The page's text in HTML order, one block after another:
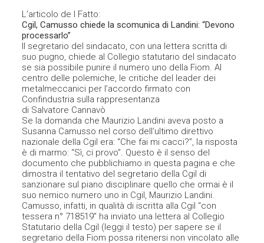
L’articolo de l Fatto:
Cgil, Camusso chiede la scomunica di Landini: “Devono
processarlo”
Il segretario del sindacato, con una lettera scritta di
suo pugno, chiede al Collegio statutario del sindacato
se sia possibile punire il numero uno della Fiom. Al
centro delle polemiche, le critiche del leader dei
metalmeccanici per l’accordo firmato con
Confindustria sulla rappresentanza
di Salvatore Cannavò
Se la domanda che Maurizio Landini aveva posto a
Susanna Camusso nel corso dell’ultimo direttivo
nazionale della Cgil era: “Che fai mi cacci?”, la risposta
è di marmo: “Sì, ci provo”. Questo è il senso del
documento che pubblichiamo in questa pagina e che
dimostra il tentativo del segretario della Cgil di
sanzionare sul piano disciplinare quello che ormai è il
suo nemico numero uno in Cgil, Maurizio Landini.
Camusso, infatti, in qualità di iscritta alla Cgil “con
tessera n° 718519” ha inviato una lettera al Collegio
Statutario della Cgil (leggi il testo) per sapere se il
segretario della Fiom possa ritenersi non vincolato alle